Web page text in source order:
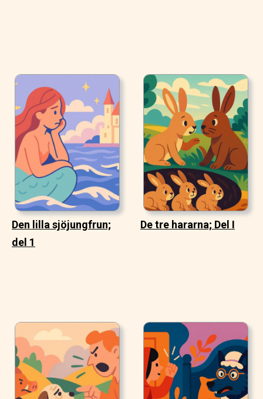
Den lilla sjöjungfrun;
del 1
De tre hararna; Del I